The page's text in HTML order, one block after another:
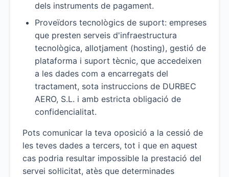
dels instruments de pagament.
Proveïdors tecnològics de suport: empreses
que presten serveis d'infraestructura
tecnològica, allotjament (hosting), gestió de
plataforma i suport tècnic, que accedeixen
a les dades com a encarregats del
tractament, sota instruccions de DURBEC
AERO, S.L. i amb estricta obligació de
confidencialitat.
Pots comunicar la teva oposició a la cessió de
les teves dades a tercers, tot i que en aquest
cas podria resultar impossible la prestació del
servei sol·licitat, atès que determinades